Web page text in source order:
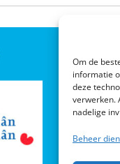
Om de
informatie
deze
verwerken.
nadelige
Beheer